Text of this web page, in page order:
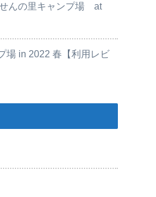
んの里キャンプ場 at
場 in 2022 春【利用レビ